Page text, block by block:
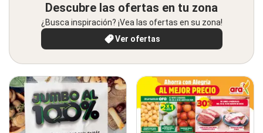
Descubre las ofertas en tu zona
¿Busca inspiración? ¡Vea las ofertas en su zona!
Ver ofertas